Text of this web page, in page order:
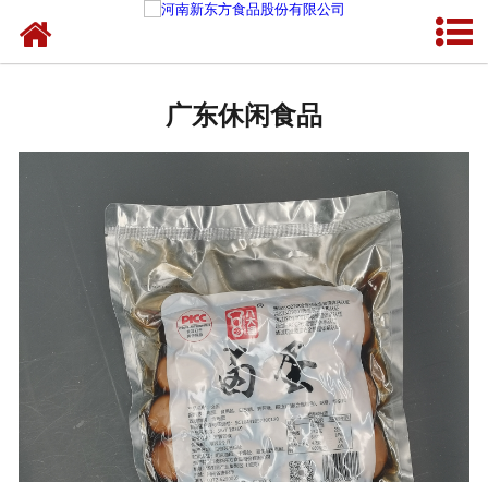
广东熟食品
广东调味品
广东鸡蛋壳粉
广东新东方食品
广东食品代加工
广东精忠报国八大锤典故版
广东休闲食品